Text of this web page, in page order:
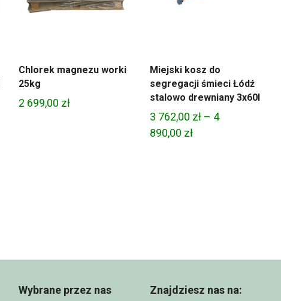
Chlorek magnezu worki
25kg
2 699,00 zł
Miejski kosz do
segregacji śmieci Łódź
stalowo drewniany 3x60l
3 762,00 zł – 4
890,00 złZakres
Wybrane przez nas Znajdziesz nas na: